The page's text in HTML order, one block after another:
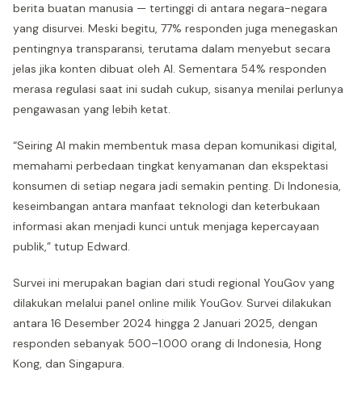
berita buatan manusia — tertinggi di antara negara-negara
yang disurvei. Meski begitu, 77% responden juga menegaskan
pentingnya transparansi, terutama dalam menyebut secara
jelas jika konten dibuat oleh AI. Sementara 54% responden
merasa regulasi saat ini sudah cukup, sisanya menilai perlunya
pengawasan yang lebih ketat.
“Seiring AI makin membentuk masa depan komunikasi digital,
memahami perbedaan tingkat kenyamanan dan ekspektasi
konsumen di setiap negara jadi semakin penting. Di Indonesia,
keseimbangan antara manfaat teknologi dan keterbukaan
informasi akan menjadi kunci untuk menjaga kepercayaan
publik,” tutup Edward.
Survei ini merupakan bagian dari studi regional YouGov yang
dilakukan melalui panel online milik YouGov. Survei dilakukan
antara 16 Desember 2024 hingga 2 Januari 2025, dengan
responden sebanyak 500–1.000 orang di Indonesia, Hong
Kong, dan Singapura.